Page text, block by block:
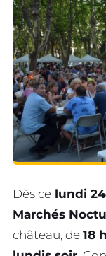
Dès ce lundi
Marchés
château, de 18